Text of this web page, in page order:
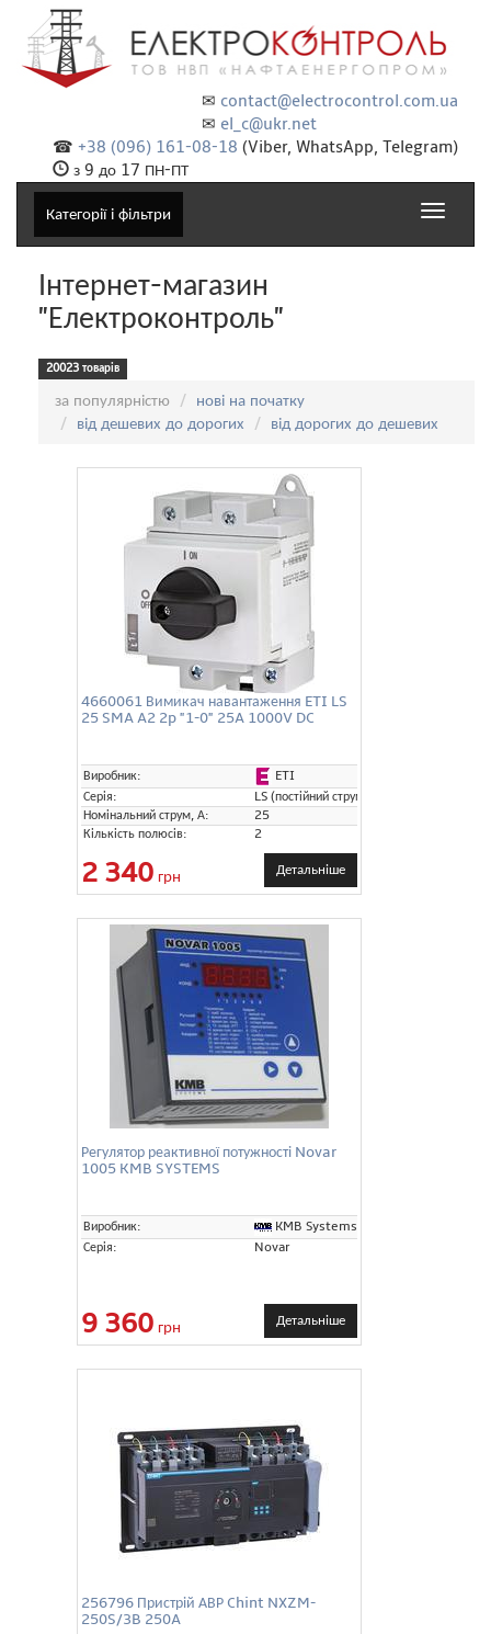
✉ contact@electrocontrol.com.ua
✉ el_c@ukr.net
☎ +38 (096) 161-08-18 (Viber, WhatsApp, Telegram)
з 9 до 17 ПН-ПТ
Категорії і фільтри
Toggle
Інтернет-магазин
"Електроконтроль"
20023 товарів
за популярністю
нові на початку
від дешевих до дорогих
від дорогих до дешевих
4660061 Вимикач навантаження ETI LS
25 SMA A2 2p "1-0" 25A 1000V DC
Виробник:
ETI
Серія:
LS (постійний струм DC)
Номінальний струм, А:
25
Кількість полюсів:
2
2 340 грн Детальніше
Регулятор реактивної потужності Novar
1005 KMB SYSTEMS
Виробник:
KMB Systems
Серія:
Novar
9 360 грн Детальніше
256796 Пристрій АВР Chint NXZM-
250S/3B 250A